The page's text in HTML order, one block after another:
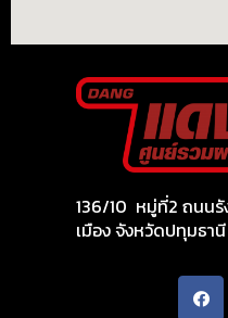
136/10 หมู่ที่2 ถนน
เมือง จังหวัดปทุมธา